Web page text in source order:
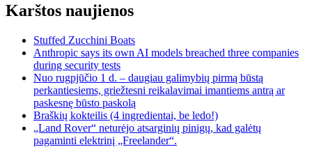
Karštos naujienos
Stuffed Zucchini Boats
Anthropic says its own AI models breached three companies
during security tests
Nuo rugpjūčio 1 d. – daugiau galimybių pirmą būstą
perkantiesiems, griežtesni reikalavimai imantiems antrą ar
paskesnę būsto paskolą
Braškių kokteilis (4 ingredientai, be ledo!)
„Land Rover“ neturėjo atsarginių pinigų, kad galėtų
pagaminti elektrinį „Freelander“.